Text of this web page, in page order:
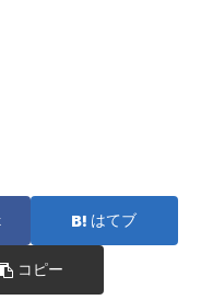
はてブ
コピー